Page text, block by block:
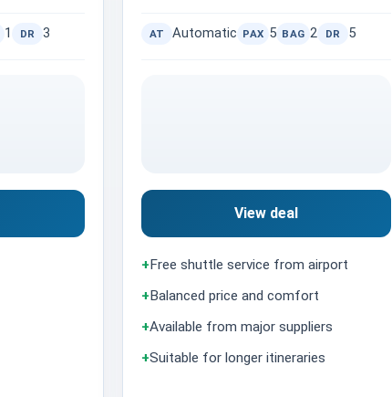
1 DR 3 AT Automatic PAX 5 BAG 2 DR 5
View deal
+Free shuttle service from airport
+Balanced price and comfort
+Available from major suppliers
+Suitable for longer itineraries